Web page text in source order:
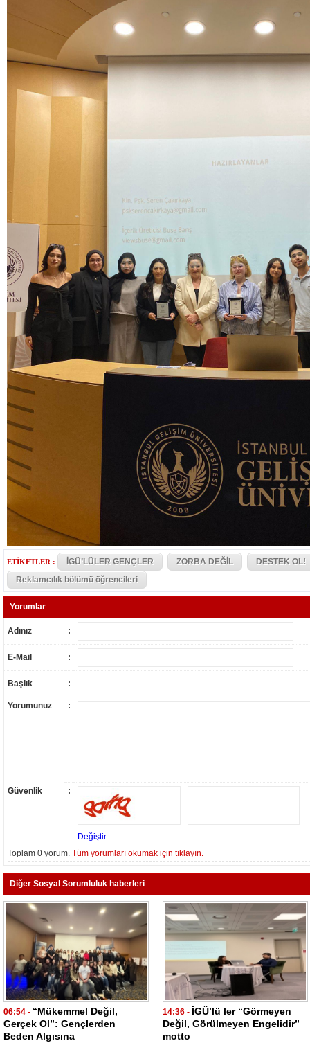
ETİKETLER : İGÜ’LÜLER GENÇLER ZORBA DEĞİL
DESTEK OL!
Reklamcılık bölümü öğrencileri
Yorumlar
Adınız :
E-Mail :
Başlık :
Yorumunuz :
Güvenlik :
Değiştir
Toplam 0 yorum. Tüm yorumları okumak için tıklayın.
Diğer Sosyal Sorumluluk haberleri
06:54 - “Mükemmel Değil,
Gerçek Ol”: Gençlerden
Beden Algısına
14:36 - İGÜ’lü ler “Görmeyen
Değil, Görülmeyen Engelidir”
motto